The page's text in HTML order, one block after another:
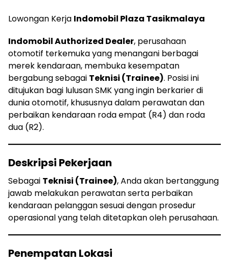
Lowongan Kerja Indomobil Plaza Tasikmalaya
Indomobil Authorized Dealer, perusahaan
otomotif terkemuka yang menangani berbagai
merek kendaraan, membuka kesempatan
bergabung sebagai Teknisi (Trainee). Posisi ini
ditujukan bagi lulusan SMK yang ingin berkarier di
dunia otomotif, khususnya dalam perawatan dan
perbaikan kendaraan roda empat (R4) dan roda
dua (R2).
Deskripsi Pekerjaan
Sebagai Teknisi (Trainee), Anda akan bertanggung
jawab melakukan perawatan serta perbaikan
kendaraan pelanggan sesuai dengan prosedur
operasional yang telah ditetapkan oleh perusahaan.
Penempatan Lokasi